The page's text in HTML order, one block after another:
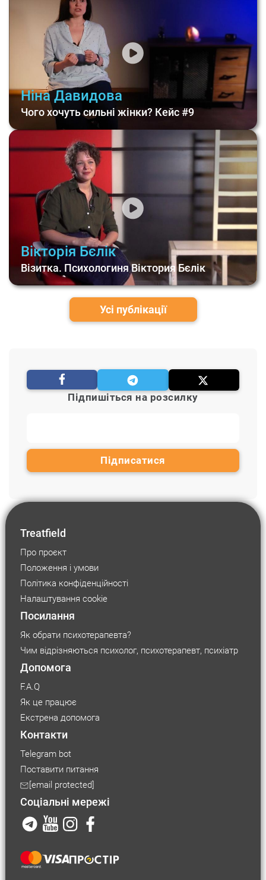
Ніна Давидова
Чого хочуть сильні жінки? Кейс #9
Вікторія Бєлік
Візитка. Психологиня Віктория Бєлік
Усі публікації
Підпишіться на розсилку
Treatfield
Про проєкт
Положення і умови
Політика конфіденційності
Налаштування cookie
Посилання
Як обрати психотерапевта?
Чим відрізняються психолог, психотерапевт, психіатр
Допомога
F.A.Q
Як це працює
Екстрена допомога
Контакти
Telegram bot
Поставити питання
[email protected]
Соціальні мережі